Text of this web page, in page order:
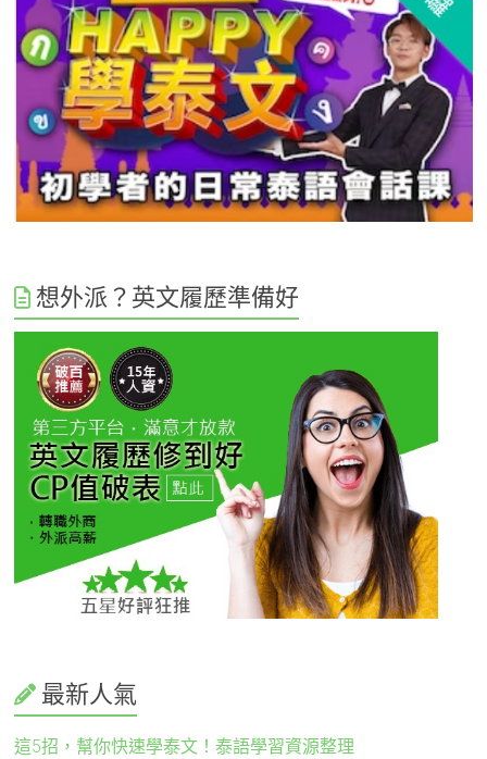
想外派？英文履歷準備好
最新人氣
這5招，幫你快速學泰文！泰語學習資源整理